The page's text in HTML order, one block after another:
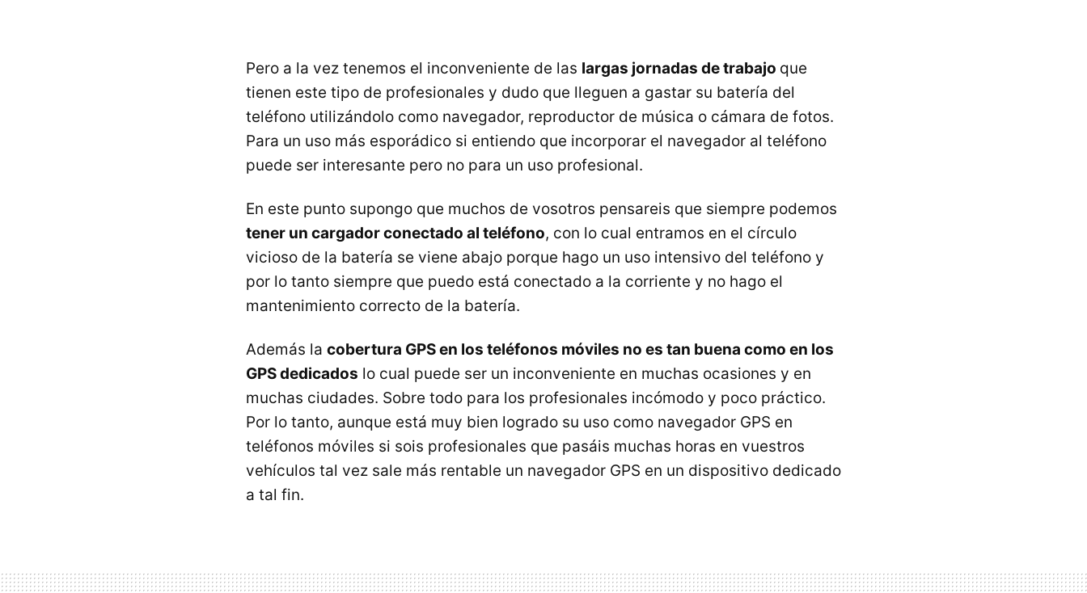
Pero a la vez tenemos el inconveniente de las largas jornadas de trabajo que
tienen este tipo de profesionales y dudo que lleguen a gastar su batería del
teléfono utilizándolo como navegador, reproductor de música o cámara de fotos.
Para un uso más esporádico si entiendo que incorporar el navegador al teléfono
puede ser interesante pero no para un uso profesional.
En este punto supongo que muchos de vosotros pensareis que siempre podemos
tener un cargador conectado al teléfono, con lo cual entramos en el círculo
vicioso de la batería se viene abajo porque hago un uso intensivo del teléfono y
por lo tanto siempre que puedo está conectado a la corriente y no hago el
mantenimiento correcto de la batería.
Además la cobertura GPS en los teléfonos móviles no es tan buena como en los
GPS dedicados lo cual puede ser un inconveniente en muchas ocasiones y en
muchas ciudades. Sobre todo para los profesionales incómodo y poco práctico.
Por lo tanto, aunque está muy bien logrado su uso como navegador GPS en
teléfonos móviles si sois profesionales que pasáis muchas horas en vuestros
vehículos tal vez sale más rentable un navegador GPS en un dispositivo dedicado
a tal fin.